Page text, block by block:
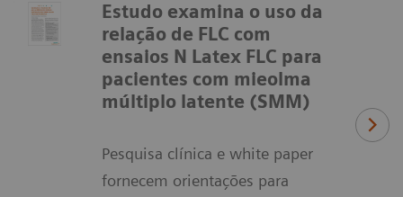
Estudo examina o uso da
relação de FLC com
ensaios N Latex FLC para
pacientes com mieolma
múltiplo latente (SMM)
Pesquisa clínica e white paper
fornecem orientações para